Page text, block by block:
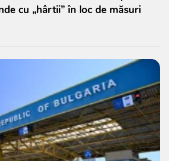
cu „hârtii” în loc de măsuri